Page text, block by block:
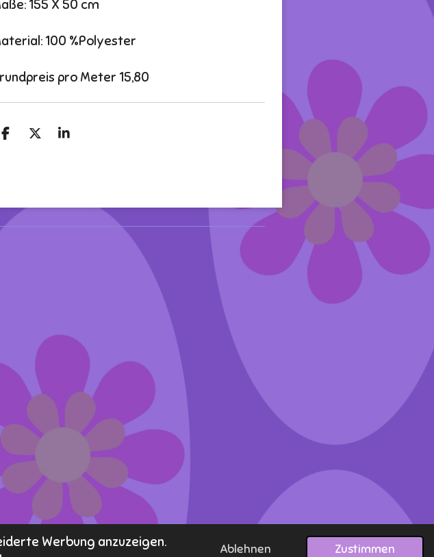
Werbung anzuzeigen.
Ablehnen Zustimmen
155 X 50 cm
100 %Polyester
pro Meter 15,80
T
T
T